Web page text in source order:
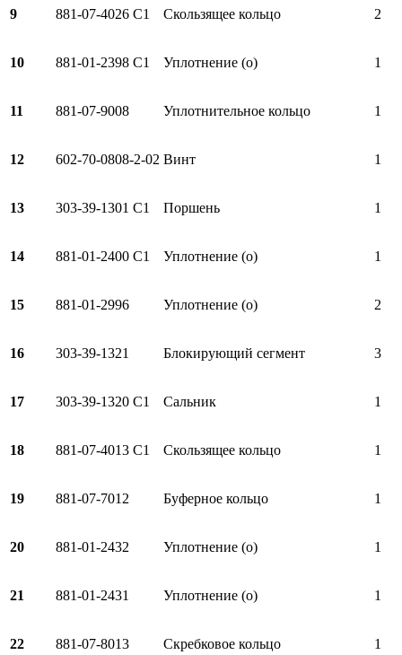
9 881-07-4026 C1 Скользящее кольцо 2
10 881-01-2398 C1 Уплотнение (о) 1
11 881-07-9008 Уплотнительное кольцо 1
12 602-70-0808-2-02 Винт 1
13 303-39-1301 C1 Поршень 1
14 881-01-2400 C1 Уплотнение (о) 1
15 881-01-2996 Уплотнение (о) 2
16 303-39-1321 Блокирующий сегмент 3
17 303-39-1320 C1 Сальник 1
18 881-07-4013 C1 Скользящее кольцо 1
19 881-07-7012 Буферное кольцо 1
20 881-01-2432 Уплотнение (о) 1
21 881-01-2431 Уплотнение (о) 1
22 881-07-8013 Скребковое кольцо 1